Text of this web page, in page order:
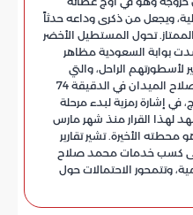
ويجعل من ذكرى وداعه حدثاً
تحول المستطيل الأخضر
بوابة السعودية مظاهر
لأسطورتهم الراحل، والتي
تلخصت في المشاهد التالية: غادر صلاح الميدان في الدقيقة 74
في إشارة رمزية لبدء مرحلة
لهذا القرار منذ شهر مارس
الأخيرة. تشير تقارير
على كسب خدمات محمد صلاح
وتتمحور الاحتمالات حول